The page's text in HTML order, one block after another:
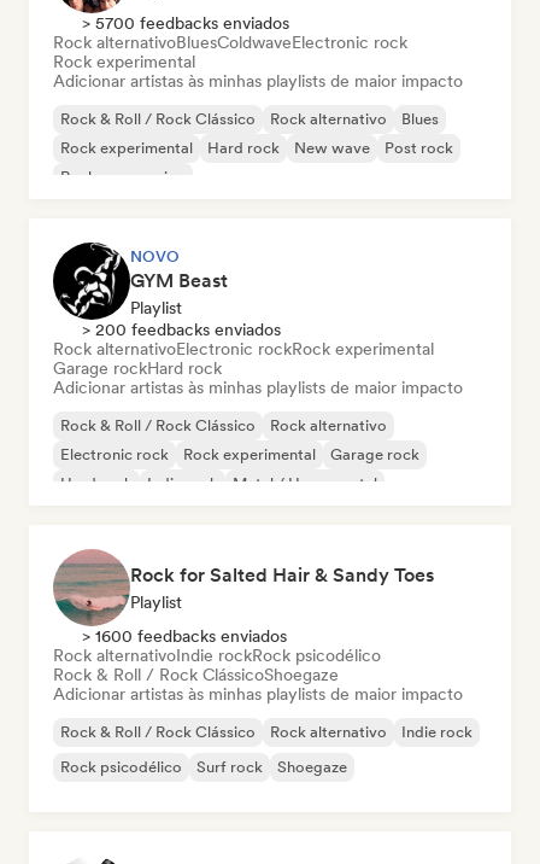
> 5700 feedbacks enviados
Rock alternativoBluesColdwaveElectronic rock
Rock experimental
Adicionar artistas às minhas playlists de maior impacto
Rock & Roll / Rock Clássico Rock alternativo
Blues
Rock experimental
Hard rock New wave
Post rock
Rock progressivo
NOVO
GYM Beast
Playlist
> 200 feedbacks enviados
Rock alternativoElectronic rockRock experimental
Garage rockHard rock
Adicionar artistas às minhas playlists de maior impacto
Rock & Roll / Rock Clássico
Rock alternativo
Electronic rock
Rock experimental
Garage rock
Hard rock
Indie rock Metal / Heavy metal
Rock for Salted Hair & Sandy Toes
Playlist
> 1600 feedbacks enviados
Rock alternativoIndie rockRock psicodélico
Rock & Roll / Rock ClássicoShoegaze
Adicionar artistas às minhas playlists de maior impacto
Rock & Roll / Rock Clássico Rock alternativo
Indie rock
Rock psicodélico
Surf rock Shoegaze